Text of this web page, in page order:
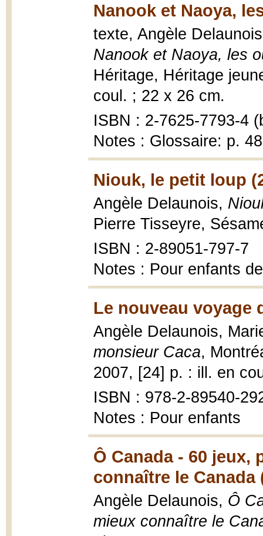
Nanook et Naoya,
texte, Angèle
Nanook et Naoya, les
Héritage, Héritage
coul. ; 22 x 26 cm.
ISBN : 2-7625-7793-4
Notes : Glossaire: p.
Niouk, le petit loup
Angèle Delaunois,
Pierre Tisseyre,
ISBN : 2-89051-797-7
Notes : Pour enfants
Le nouveau voyage
Angèle Delaunois,
monsieur Caca,
2007, [24] p. : ill. en
ISBN : 978-2-89540-
Notes : Pour enfants
Ô Canada - 60
connaître le Canada
Angèle Delaunois, Ô
mieux connaître le